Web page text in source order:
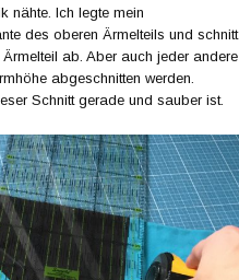
nähte. Ich legte mein
des oberen Ärmelteils und schnitt
ab. Aber auch jeder andere
abgeschnitten werden.
Schnitt gerade und sauber ist.